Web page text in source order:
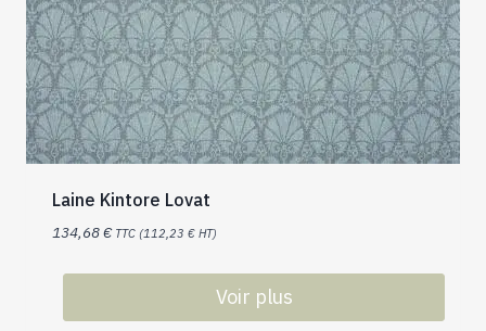
Laine Kintore Lovat
134,68€ TTC (112,23 € HT)
Voir plus